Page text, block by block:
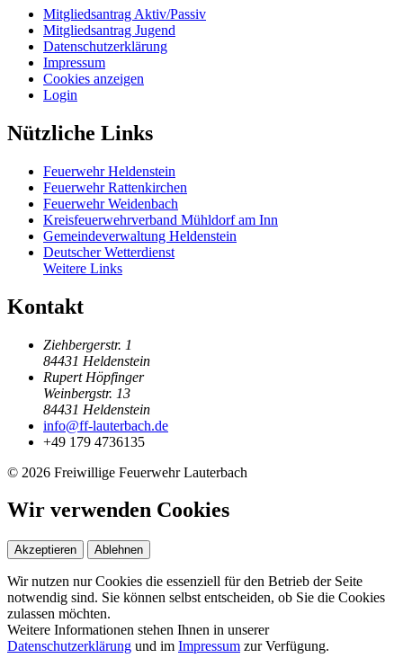
Mitgliedsantrag Aktiv/Passiv
Mitgliedsantrag Jugend
Datenschutzerklärung
Impressum
Cookies anzeigen
Login
Nützliche Links
Feuerwehr Heldenstein
Feuerwehr Rattenkirchen
Feuerwehr Weidenbach
Kreisfeuerwehrverband Mühldorf am Inn
Gemeindeverwaltung Heldenstein
Deutscher Wetterdienst
Weitere Links
Kontakt
Ziehbergerstr. 1
84431 Heldenstein
Rupert Höpfinger
Weinbergstr. 13
84431 Heldenstein
info@ff-lauterbach.de
+49 179 4736135
© 2026 Freiwillige Feuerwehr Lauterbach
Wir verwenden Cookies
Akzeptieren Ablehnen
Wir nutzen nur Cookies die essenziell für den Betrieb der Seite
notwendig sind. Sie können selbst entscheiden, ob Sie die Cookies
zulassen möchten.
Weitere Informationen stehen Ihnen in unserer
Datenschutzerklärung und im Impressum zur Verfügung.